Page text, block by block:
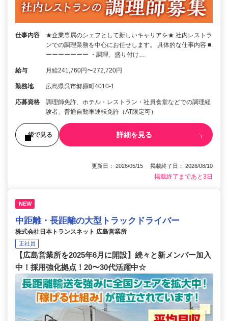
仕事内容
★企業専属のシェフとして新しいキャリアを★ 社内レストラ
ンでの調理業務を中心にお任せします。 具体的な仕事内容 ■.
ーーーーーーー ・調理、盛り付け…
給与 月給241,760円〜272,720円
勤務地 広島県呉市郷原町4010-1
応募資格
調理師免許、ホテル・レストラン・社員食堂などでの調理経
験者、普通自動車運転免許（AT限定可）
後で見る 詳細を見る
更新日： 2026/05/15 掲載終了日： 2026/08/10
掲載終了まであと3日
NEW
中距離・長距離の大型トラックドライバー
株式会社日本トランスネット 広島営業所
正社員
【広島営業所を2025年6月に開設】続々と新メンバー加入
中！採用強化拠点！20〜30代活躍中☆